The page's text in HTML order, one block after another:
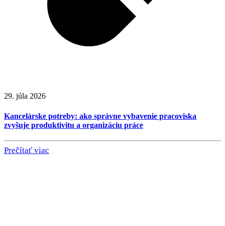
29. júla 2026
Kancelárske potreby: ako správne vybavenie pracoviska
zvyšuje produktivitu a organizáciu práce
Prečítať viac